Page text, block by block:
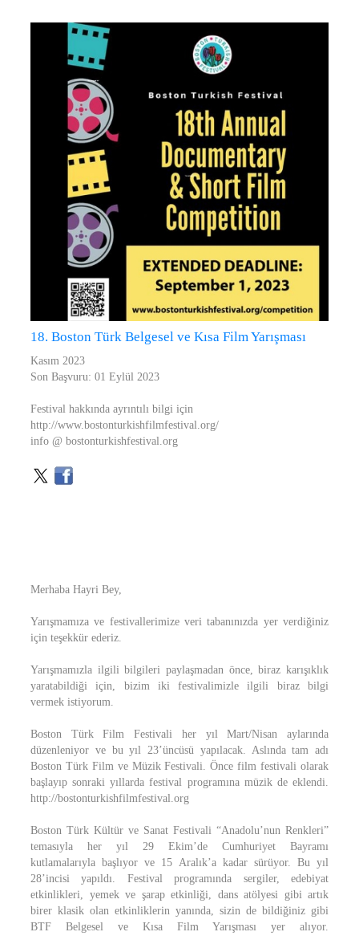
18. Boston Türk Belgesel ve Kısa Film Yarışması
Kasım 2023
Son Başvuru: 01 Eylül 2023
Festival hakkında ayrıntılı bilgi için
http://www.bostonturkishfilmfestival.org/
info @ bostonturkishfestival.org
Merhaba Hayri Bey,
Yarışmamıza ve festivallerimize veri tabanınızda yer verdiğiniz
için teşekkür ederiz.
Yarışmamızla ilgili bilgileri paylaşmadan önce, biraz karışıklık
yaratabildiği için, bizim iki festivalimizle ilgili biraz bilgi
vermek istiyorum.
Boston Türk Film Festivali her yıl Mart/Nisan aylarında
düzenleniyor ve bu yıl 23’üncüsü yapılacak. Aslında tam adı
Boston Türk Film ve Müzik Festivali. Önce film festivali olarak
başlayıp sonraki yıllarda festival programına müzik de eklendi.
http://bostonturkishfilmfestival.org
Boston Türk Kültür ve Sanat Festivali “Anadolu’nun Renkleri”
temasıyla her yıl 29 Ekim’de Cumhuriyet Bayramı
kutlamalarıyla başlıyor ve 15 Aralık’a kadar sürüyor. Bu yıl
28’incisi yapıldı. Festival programında sergiler, edebiyat
etkinlikleri, yemek ve şarap etkinliği, dans atölyesi gibi artık
birer klasik olan etkinliklerin yanında, sizin de bildiğiniz gibi
BTF Belgesel ve Kısa Film Yarışması yer alıyor.